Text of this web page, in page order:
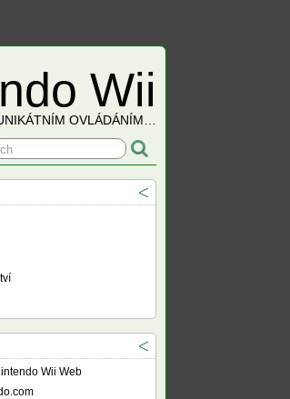
Wii
OVLÁDÁNÍM…
Wii Web